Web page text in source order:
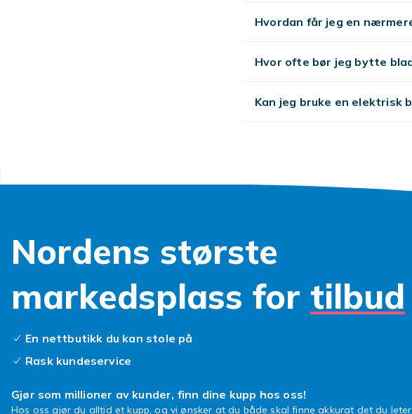
Hvordan får jeg en
Hvor ofte bør jeg bytte
Kan jeg bruke en elektrisk
Nordens største
markedsplass for tilbud
En nettbutikk du kan stole på
Rask kundeservice
Gjør som millioner av kunder, finn dine kupp hos oss!
Hos oss gjør du alltid et kupp, og vi ønsker at du både skal finne akkurat det du